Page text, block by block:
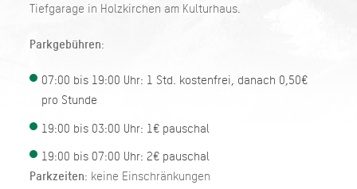
Tiefgarage in Holzkirchen am Kulturhaus.
Parkgebühren:
07:00 bis 19:00 Uhr: 1 Std. kostenfrei, danach 0,50€
pro Stunde
19:00 bis 03:00 Uhr: 1€ pauschal
19:00 bis 07:00 Uhr: 2€ pauschal
Parkzeiten: keine Einschränkungen